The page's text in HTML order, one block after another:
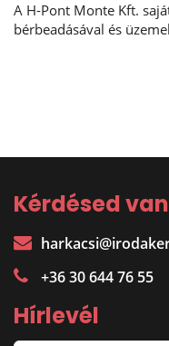
A H-Pont Monte Kft.
bérbeadásával és
Kérdésed
+36 30 644 76 55
Hírlevél